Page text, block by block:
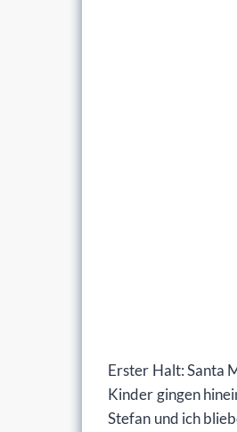
Erster Halt: Santa
Kinder gingen
Stefan und ich